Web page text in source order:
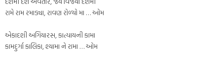
રામે રામ રમાડ્યા, રાવણ રોળ્યો મા … ઓમ
એકાદશી અગિયારસ, કાત્યાયની કામા
કામદુર્ગા કાલિકા, શ્યામા ને રામા … ઓમ